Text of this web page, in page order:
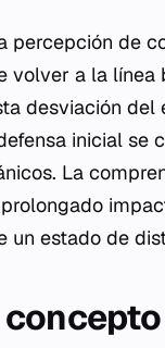
percepción de
volver a la
desviación
inicial se
La
un estado de
concepto